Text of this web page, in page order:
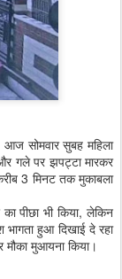
सोमवार सुबह महिला
गले पर झपट्टा मारकर
3 मिनट तक मुकाबला
पीछा भी किया, लेकिन
भागता हुआ दिखाई दे रहा
मुआयना किया।